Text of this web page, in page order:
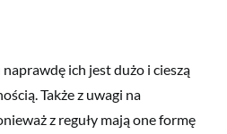
ich jest dużo i cieszą
Także z uwagi na
z reguły mają one formę